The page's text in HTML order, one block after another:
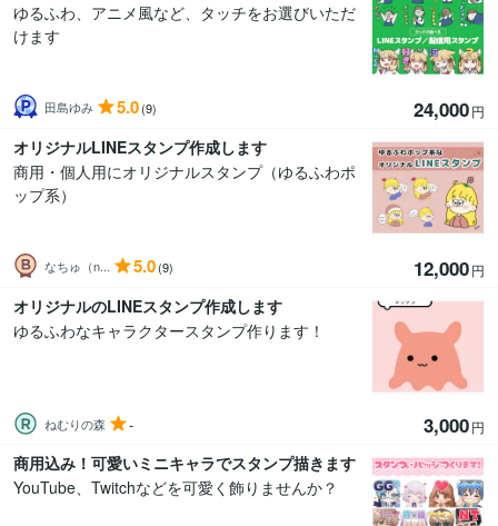
ゆるふわ、アニメ風など、タッチをお選びいただ
けます
田島ゆみ 5.0(9) 24,000円
オリジナルLINEスタンプ作成します
商用・個人用にオリジナルスタンプ（ゆるふわポ
ップ系）
なちゅ（n... 5.0(9) 12,000円
オリジナルのLINEスタンプ作成します
ゆるふわなキャラクタースタンプ作ります！
ねむりの森 - 3,000円
商用込み！可愛いミニキャラでスタンプ描きます
YouTube、Twitchなどを可愛く飾りませんか？